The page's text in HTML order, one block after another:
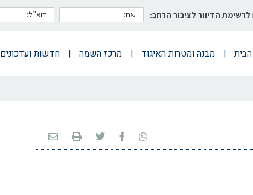
הדיוור לציבור הרחב:
| מבנה ומטרות האיגוד | מרכז השמה | חדשות ועדכונים